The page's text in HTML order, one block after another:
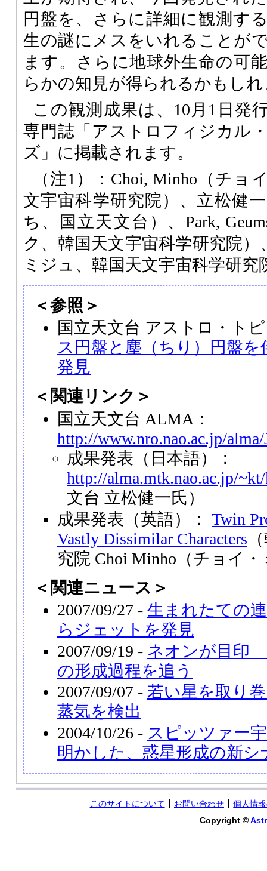
円盤を、さらに詳細に観測す
生の謎にメスをいれることが
ます。さらに地球外生命の可
らかの知見が得られるかもし
この観測成果は、10月1日発
専門誌「アストロフィジカル
ズ」に掲載されます。
（注1）：Choi, Minho（チョ
文宇宙科学研究院）、立松健
ち、国立天文台）、Park,
ク、韓国天文宇宙科学研究院）
ミジュ、韓国天文宇宙科学研究
＜参照＞
国立天文台 アストロ・ト
ス円盤と塵（ちり）円盤
発見
＜関連リンク＞
国立天文台 ALMA：
http://www.nro.nao.ac.jp/
成果発表（日本語）：
http://alma.mtk.nao.ac.jp/
文台 立松健一氏）
成果発表（英語）： Twin
Vastly Dissimilar Characters
究院 Choi Minho（チョイ
＜関連ニュース＞
2007/09/27 - 生まれたての
らジェットを発見
2007/09/19 - ネオンが目印
の形成過程を追う
2007/09/07 - 若い星を取り
蒸気を検出
2004/10/26 - スピッツァー
明かした、惑星形成の新シ
このサイトについて お問い合わせ
個人情
Copyright ©